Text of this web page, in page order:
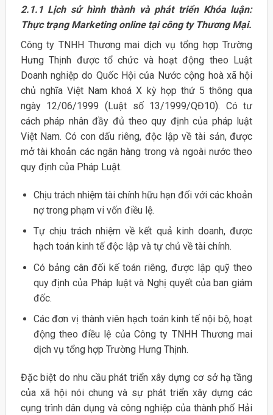
2.1.1 Lịch sử hình thành và phát triển Khóa luận:
Thực trạng Marketing online tại công ty Thương Mại.
Công ty TNHH Thương mai dịch vụ tổng hợp Trường
Hưng Thịnh được tổ chức và hoạt động theo Luật
Doanh nghiệp do Quốc Hội của Nước cộng hoà xã hội
chủ nghĩa Việt Nam khoá X kỳ họp thứ 5 thông qua
ngày 12/06/1999 (Luật số 13/1999/QĐ10). Có tư
cách pháp nhân đầy đủ theo quy định của pháp luật
Việt Nam. Có con dấu riêng, độc lập về tài sản, được
mở tài khoản các ngân hàng trong và ngoài nước theo
quy định của Pháp Luật.
Chịu trách nhiệm tài chính hữu hạn đối với các khoản
nợ trong phạm vi vốn điều lệ.
Tự chịu trách nhiệm về kết quả kinh doanh, được
hạch toán kinh tế độc lập và tự chủ về tài chính.
Có bảng cân đối kế toán riêng, được lập quỹ theo
quy định của Pháp luật và Nghị quyết của ban giám
đốc.
Các đơn vị thành viên hạch toán kinh tế nội bộ, hoạt
động theo điều lệ của Công ty TNHH Thương mai
dịch vụ tổng hợp Trường Hưng Thịnh.
Đặc biệt do nhu cầu phát triển xây dựng cơ sở hạ tầng
của xã hội nói chung và sự phát triển xây dựng các
cụng trình dân dụng và công nghiệp của thành phố Hải